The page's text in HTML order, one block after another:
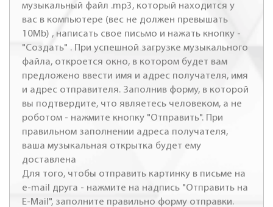
музыкальный файл .mp3, который находится у
вас в компьютере (вес не должен превышать
10Mb) , написать свое письмо и нажать кнопку -
"Создать" . При успешной загрузке музыкального
файла, откроется окно, в котором будет вам
предложено ввести имя и адрес получателя, имя
и адрес отправителя. Заполнив форму, в которой
вы подтвердите, что являетесь человеком, а не
роботом - нажмите кнопку "Отправить". При
правильном заполнении адреса получателя,
ваша музыкальная открытка будет ему
доставлена
Для того, чтобы отправить картинку в письме на
e-mail друга - нажмите на надпись "Отправить на
E-Mail", заполните правильно форму отправки.